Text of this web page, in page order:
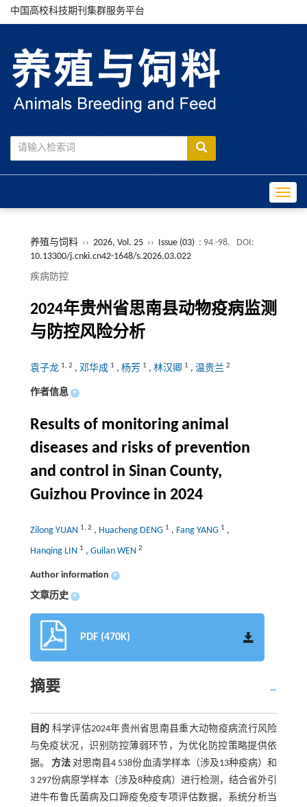
中国高校科技期刊集群服务平台
养殖与饲料 ›› 2026, Vol. 25 ›› Issue (03) : 94 -98.
DOI:
10.13300/j.cnki.cn42-1648/s.2026.03.022
疾病防控
2024年贵州省思南县动物疫病监测
与防控风险分析
袁子龙 1, 2 , 邓华成 1 , 杨芳 1 , 林汉卿 1 , 温贵兰 2
作者信息 +
Results of monitoring animal
diseases and risks of prevention
and control in Sinan County,
Guizhou Province in 2024
Zilong YUAN 1, 2 , Huacheng DENG 1 , Fang YANG 1 ,
Hanqing LIN 1 , Guilan WEN 2
Author information +
文章历史 +
PDF (470K)
摘要
目的 科学评估2024年贵州省思南县重大动物疫病流行风险
与免疫状况，识别防控薄弱环节，为优化防控策略提供依
据。 方法对思南县4 538份血清学样本（涉及13种疫病）和
3 297份病原学样本（涉及8种疫病）进行检测，结合省外引
进牛布鲁氏菌病及口蹄疫免疫专项评估数据，系统分析当